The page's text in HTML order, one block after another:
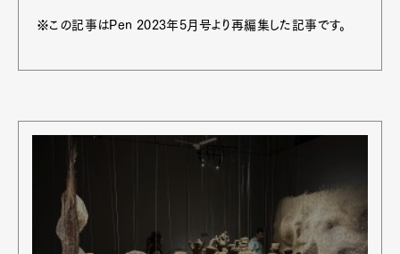
※この記事はPen 2023年5月号より再編集した記事です。